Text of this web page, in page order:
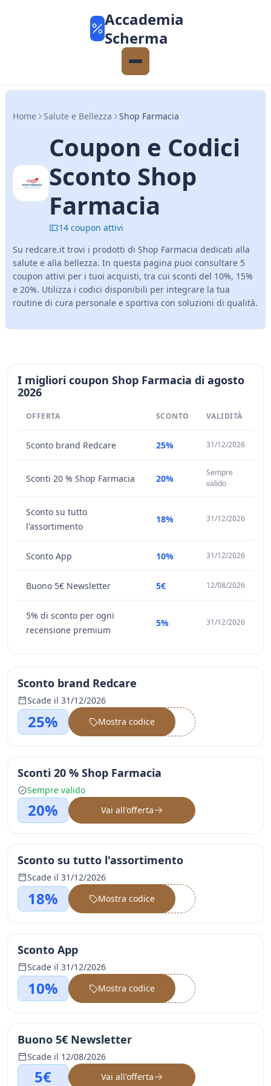
Accademia
Scherma
Home Salute e Bellezza Shop Farmacia
Coupon e Codici
Sconto Shop
Farmacia
14 coupon attivi
Su redcare.it trovi i prodotti di Shop Farmacia dedicati alla
salute e alla bellezza. In questa pagina puoi consultare 5
coupon attivi per i tuoi acquisti, tra cui sconti del 10%, 15%
e 20%. Utilizza i codici disponibili per integrare la tua
routine di cura personale e sportiva con soluzioni di qualità.
I migliori coupon Shop Farmacia di agosto
2026
OFFERTA SCONTO VALIDITÀ
Sconto brand Redcare 25% 31/12/2026
Sconti 20 % Shop Farmacia 20%
Sempre
valido
Sconto su tutto
l'assortimento
18% 31/12/2026
Sconto App 10% 31/12/2026
Buono 5€ Newsletter 5€ 12/08/2026
5% di sconto per ogni
recensione premium
5% 31/12/2026
Sconto brand Redcare
Scade il 31/12/2026
25% ••••••
Mostra codice
Sconti 20 % Shop Farmacia
Sempre valido
20% Vai all'offerta
Sconto su tutto l'assortimento
Scade il 31/12/2026
18% ••••••
Mostra codice
Sconto App
Scade il 31/12/2026
10% ••••••
Mostra codice
Buono 5€ Newsletter
Scade il 12/08/2026
5€ Vai all'offerta